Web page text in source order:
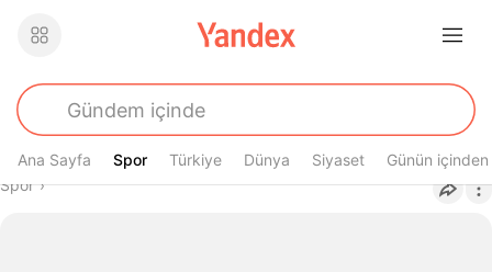
Ana Sayfa Spor
Spor Türkiye Dünya Siyaset Günün içinden
Buradasın
Spor›